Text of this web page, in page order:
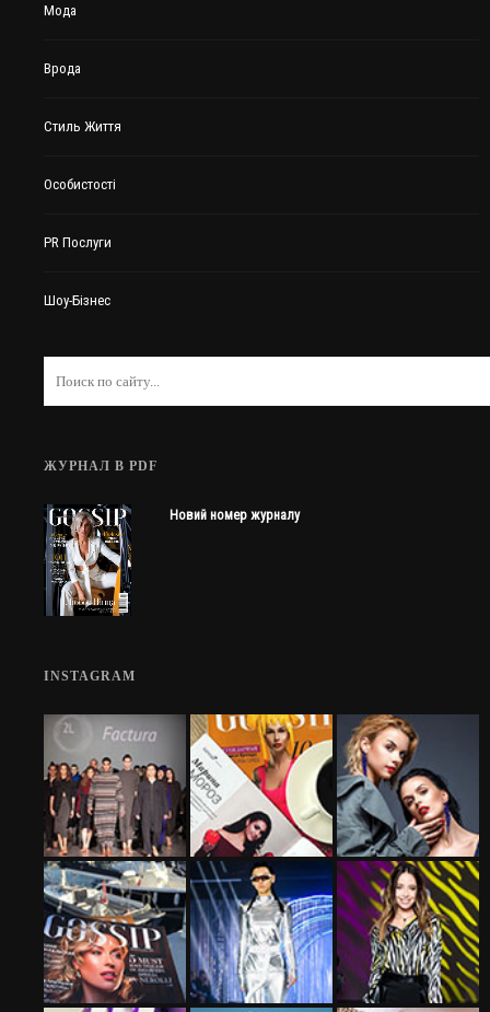
Мода
Врода
Стиль Життя
Особистості
PR Послуги
Шоу-Бізнес
ЖУРНАЛ В PDF
Новий номер журналу
INSTAGRAM